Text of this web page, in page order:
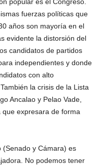
fuerzas políticas que
años son mayoría en el
evidente la distorsión del
candidatos de partidos
independientes y donde
con alto
la crisis de la Lista
Ancalao y Pelao Vade,
expresara de forma
(Senado y Cámara) es
No podemos tener